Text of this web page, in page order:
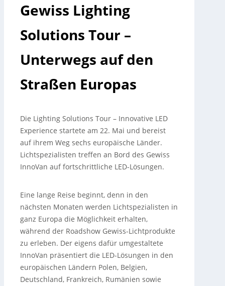
Gewiss Lighting
Solutions Tour –
Unterwegs auf den
Straßen Europas
Die Lighting Solutions Tour – Innovative LED
Experience startete am 22. Mai und bereist
auf ihrem Weg sechs europäische Länder.
Lichtspezialisten treffen an Bord des Gewiss
InnoVan auf fortschrittliche LED-Lösungen.
Eine lange Reise beginnt, denn in den
nächsten Monaten werden Lichtspezialisten in
ganz Europa die Möglichkeit erhalten,
während der Roadshow Gewiss-Lichtprodukte
zu erleben. Der eigens dafür umgestaltete
InnoVan präsentiert die LED-Lösungen in den
europäischen Ländern Polen, Belgien,
Deutschland, Frankreich, Rumänien sowie